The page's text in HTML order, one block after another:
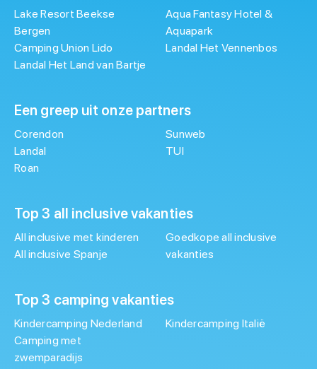
Lake Resort Beekse
Bergen
Camping Union Lido
Landal Het Land van Bartje
Aqua Fantasy Hotel &
Aquapark
Landal Het Vennenbos
Een greep uit onze partners
Corendon
Landal
Roan
Sunweb
TUI
Top 3 all inclusive vakanties
All inclusive met kinderen
All inclusive Spanje
Goedkope all inclusive
vakanties
Top 3 camping vakanties
Kindercamping Nederland
Camping met
zwemparadijs
Kindercamping Italië